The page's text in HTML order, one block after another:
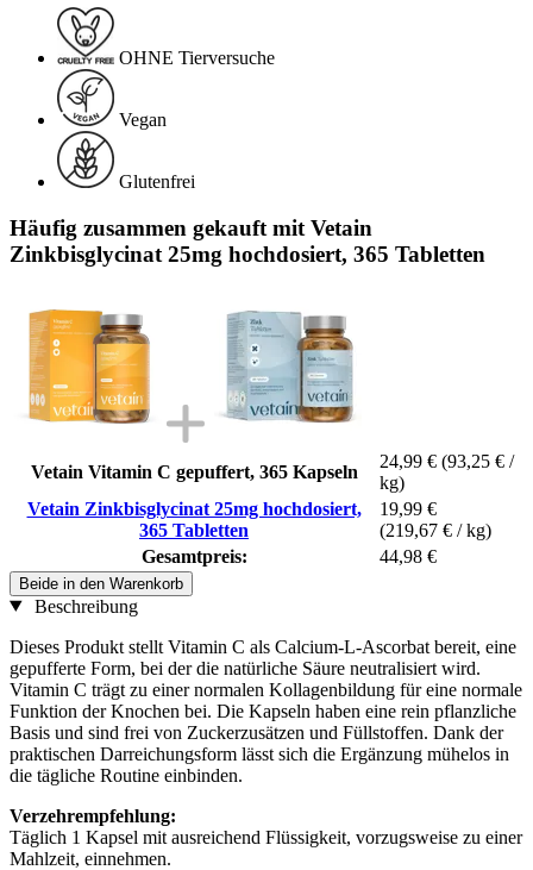
OHNE Tierversuche
Vegan
Glutenfrei
Häufig zusammen gekauft mit Vetain
Zinkbisglycinat 25mg hochdosiert, 365 Tabletten
Vetain Vitamin C gepuffert, 365 Kapseln
24,99 € (93,25 € /
kg)
Vetain Zinkbisglycinat 25mg hochdosiert,
365 Tabletten
19,99 €
(219,67 € / kg)
Gesamtpreis:
44,98 €
Beide in den Warenkorb
Beschreibung
Dieses Produkt stellt Vitamin C als Calcium-L-Ascorbat bereit, eine
gepufferte Form, bei der die natürliche Säure neutralisiert wird.
Vitamin C trägt zu einer normalen Kollagenbildung für eine normale
Funktion der Knochen bei. Die Kapseln haben eine rein pflanzliche
Basis und sind frei von Zuckerzusätzen und Füllstoffen. Dank der
praktischen Darreichungsform lässt sich die Ergänzung mühelos in
die tägliche Routine einbinden.
Verzehrempfehlung:
Täglich 1 Kapsel mit ausreichend Flüssigkeit, vorzugsweise zu einer
Mahlzeit, einnehmen.